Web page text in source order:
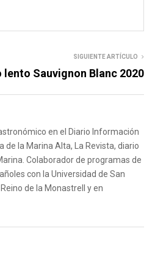
SIGUIENTE ARTÍCULO
lento Sauvignon Blanc 2020
en el Diario Información
de la Marina Alta, La Revista, diario
Colaborador de programas de
con la Universidad de San
de la Monastrell y en